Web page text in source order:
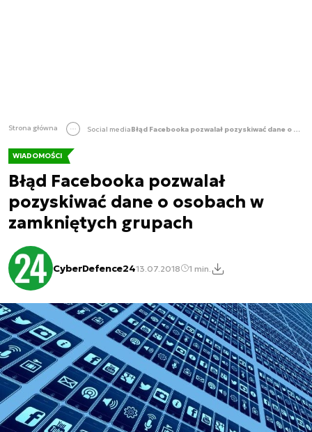
Strona główna Social media Błąd Facebooka pozwalał pozyskiwać dane o osobach w zamkniętych grupach
WIADOMOŚCI
Błąd Facebooka pozwalał
pozyskiwać dane o osobach w
zamkniętych grupach
CyberDefence2413.07.2018 1 min.